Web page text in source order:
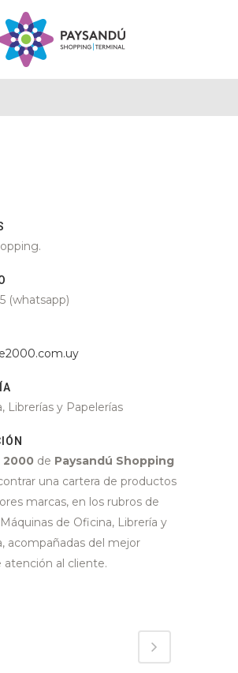
(whatsapp)
Librerías y Papelerías
de Paysandú Shopping
una cartera de productos
marcas, en los rubros de
de Oficina, Librería y
acompañadas del mejor
atención al cliente.